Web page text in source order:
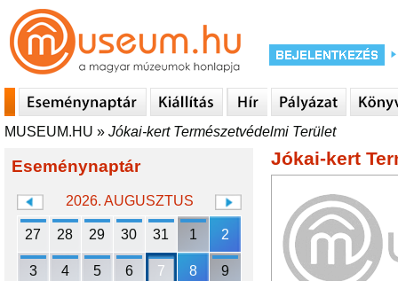
MUSEUM.HU » Jókai-kert Természetvédelmi Terület
Eseménynaptár
2026. AUGUSZTUS
27 28 29 30 31 1 2
3 4 5 6 7 8 9
Jókai-kert